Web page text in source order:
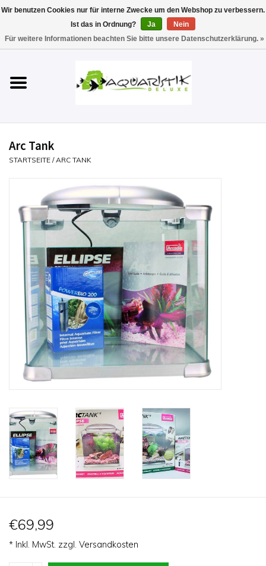
Aquarien
Technik
Futter
Einrichten & Gestalten
Pflege
Werkzeuge
Lesestoff
Zubehör & Nützliches
Do!aqua
Produktvideos
Service - Dienstleistungen
Arc Tank
STARTSEITE /ARC TANK
€69,99
* Inkl. MwSt. zzgl. Versandkosten
Wir benutzen Cookies nur für interne Zwecke um den Webshop zu verbessern.
Ist das in Ordnung?
Ja
Nein
Für weitere Informationen beachten Sie bitte unsere Datenschutzerklärung. »